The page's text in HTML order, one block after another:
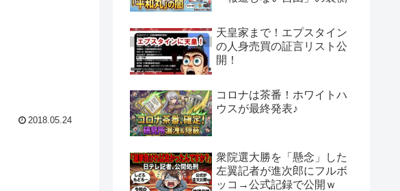
2018.05.24
天皇家まで！エプスタイン
の人身売買の証言リスト公
開！
コロナは茶番！ホワイトハ
ウスが最終発表♪
衆院選大勝を「懸念」した
左翼記者が進次郎にフルボ
ッコ→公式記録で公開ｗ